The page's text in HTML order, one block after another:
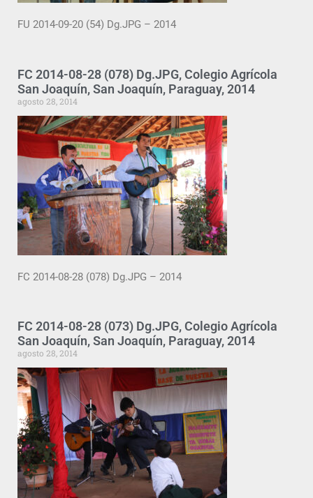
FU 2014-09-20 (54) Dg.JPG – 2014
FC 2014-08-28 (078) Dg.JPG, Colegio Agrícola
San Joaquín, San Joaquín, Paraguay, 2014
agosto 28, 2014
FC 2014-08-28 (078) Dg.JPG – 2014
FC 2014-08-28 (073) Dg.JPG, Colegio Agrícola
San Joaquín, San Joaquín, Paraguay, 2014
agosto 28, 2014